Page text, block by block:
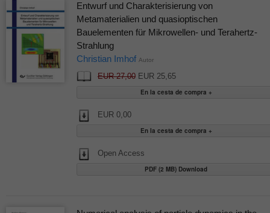
Entwurf und Charakterisierung von
Metamaterialien und quasioptischen
Bauelementen für Mikrowellen- und Terahertz-
Strahlung
Christian Imhof Autor
EUR 27,00EUR 25,65
EUR 0,00
Open Access
PDF (2 MB) Download